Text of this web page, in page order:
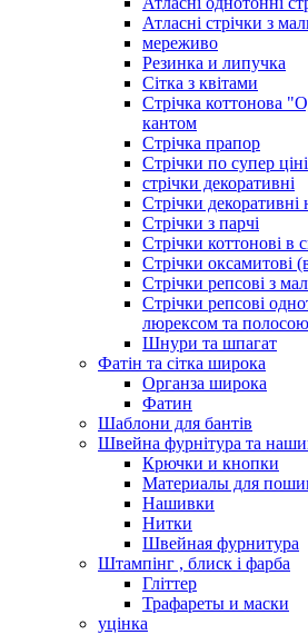
Атласні стрічки з
мереживо
Резинка и липучка
Сітка з квітами
Стрічка коттонова
кантом
Стрічка прапор
Стрічки по супер ціні
стрічки декоративні
Стрічки декоративні
Стрічки з парчі
Стрічки коттонові в
Стрічки оксамитові
Стрічки репсові з
Стрічки репсові
люрексом та
Шнури та шпагат
Фатін та сітка широка
Органза широка
Фатин
Шаблони для бантів
Швейна фурнітура та
Крючки и кнопки
Материалы для
Нашивки
Нитки
Швейная фурнитура
Штампінг , блиск і фарба
Гліттер
Трафареты и маски
уцінка